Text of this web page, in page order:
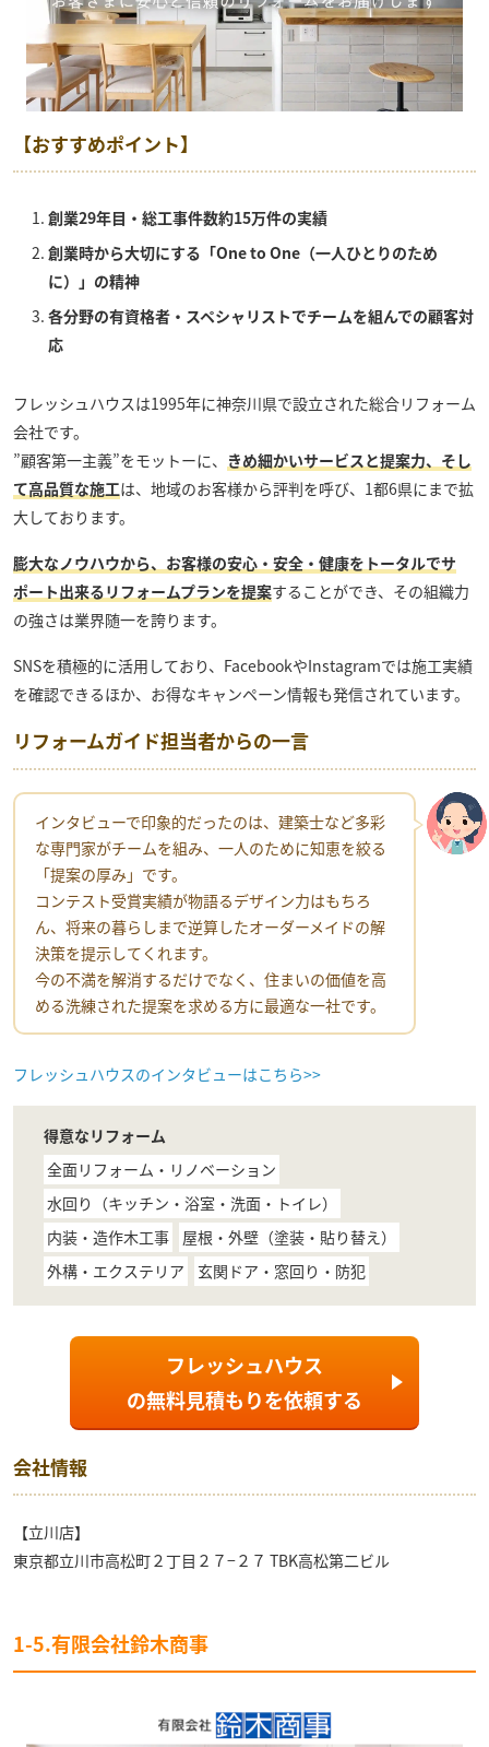
【おすすめポイント】
創業29年目・総工事件数約15万件の実績
創業時から大切にする「One to One（一人ひとりのため
に）」の精神
各分野の有資格者・スペシャリストでチームを組んでの顧客対
応
フレッシュハウスは1995年に神奈川県で設立された総合リフォーム
会社です。
”顧客第一主義”をモットーに、 きめ細かいサービスと提案力、そし
て高品質な施工は、地域のお客様から評判を呼び、1都6県にまで拡
大しております。
膨大なノウハウから、お客様の安心・安全・健康をトータルでサ
ポート出来るリフォームプランを提案することができ、その組織力
の強さは業界随一を誇ります。
SNSを積極的に活用しており、FacebookやInstagramでは施工実績
を確認できるほか、お得なキャンペーン情報も発信されています。
リフォームガイド担当者からの一言
インタビューで印象的だったのは、建築士など多彩
な専門家がチームを組み、一人のために知恵を絞る
「提案の厚み」です。
コンテスト受賞実績が物語るデザイン力はもちろ
ん、将来の暮らしまで逆算したオーダーメイドの解
決策を提示してくれます。
今の不満を解消するだけでなく、住まいの価値を高
める洗練された提案を求める方に最適な一社です。
フレッシュハウスのインタビューはこちら>>
得意なリフォーム
全面リフォーム・リノベーション
水回り（キッチン・浴室・洗面・トイレ）
内装・造作木工事
屋根・外壁（塗装・貼り替え）
外構・エクステリア
玄関ドア・窓回り・防犯
フレッシュハウス
の無料見積もりを依頼する
会社情報
【立川店】
東京都立川市高松町２丁目２７−２７ TBK高松第二ビル
1-5.有限会社鈴木商事